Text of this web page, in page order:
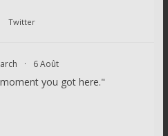
Twitter
· 6 Août
you got here."